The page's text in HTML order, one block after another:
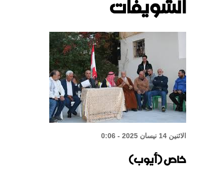
الدولة
واشنطن: المحادثات بين لبنان
وإسرائيل إيجابية
الشويفات
الاثنين 14 نيسان 2025 - 0:06
خاص (أيوب)